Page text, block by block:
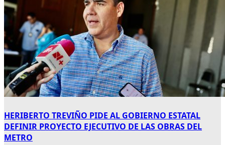
HERIBERTO TREVIÑO PIDE AL GOBIERNO ESTATAL
DEFINIR PROYECTO EJECUTIVO DE LAS OBRAS DEL
METRO